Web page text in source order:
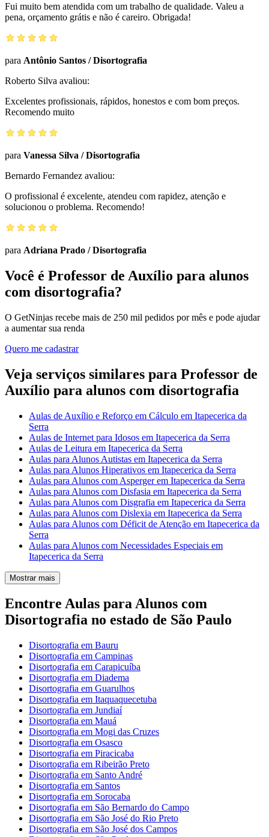
Fui muito bem atendida com um trabalho de qualidade. Valeu a
pena, orçamento grátis e não é careiro. Obrigada!
para Antônio Santos /Disortografia
Roberto Silva avaliou:
Excelentes profissionais, rápidos, honestos e com bom preços.
Recomendo muito
para Vanessa Silva /Disortografia
Bernardo Fernandez avaliou:
O profissional é excelente, atendeu com rapidez, atenção e
solucionou o problema. Recomendo!
para Adriana Prado /Disortografia
Você é Professor de Auxílio para alunos
com disortografia?
O GetNinjas recebe mais de 250 mil pedidos por mês e pode ajudar
a aumentar sua renda
Quero me cadastrar
Veja serviços similares para Professor de
Auxílio para alunos com disortografia
Aulas de Auxílio e Reforço em Cálculo em Itapecerica da
Serra
Aulas de Internet para Idosos em Itapecerica da Serra
Aulas de Leitura em Itapecerica da Serra
Aulas para Alunos Autistas em Itapecerica da Serra
Aulas para Alunos Hiperativos em Itapecerica da Serra
Aulas para Alunos com Asperger em Itapecerica da Serra
Aulas para Alunos com Disfasia em Itapecerica da Serra
Aulas para Alunos com Disgrafia em Itapecerica da Serra
Aulas para Alunos com Dislexia em Itapecerica da Serra
Aulas para Alunos com Déficit de Atenção em Itapecerica da
Serra
Aulas para Alunos com Necessidades Especiais em
Itapecerica da Serra
Mostrar mais
Encontre Aulas para Alunos com
Disortografia no estado de São Paulo
Disortografia em Bauru
Disortografia em Campinas
Disortografia em Carapicuíba
Disortografia em Diadema
Disortografia em Guarulhos
Disortografia em Itaquaquecetuba
Disortografia em Jundiaí
Disortografia em Mauá
Disortografia em Mogi das Cruzes
Disortografia em Osasco
Disortografia em Piracicaba
Disortografia em Ribeirão Preto
Disortografia em Santo André
Disortografia em Santos
Disortografia em Sorocaba
Disortografia em São Bernardo do Campo
Disortografia em São José do Rio Preto
Disortografia em São José dos Campos